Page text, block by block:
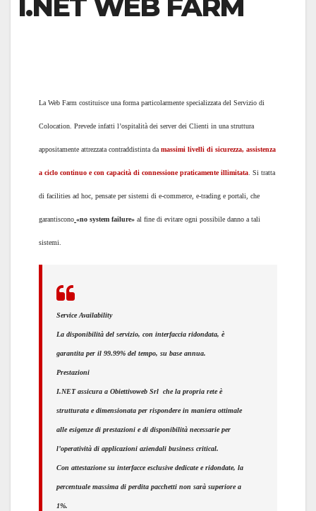
I.NET WEB FARM
La Web Farm costituisce una forma particolarmente specializzata del Servizio di
Colocation. Prevede infatti l’ospitalità dei server dei Clienti in una struttura
appositamente attrezzata contraddistinta damassimi livelli di sicurezza, assistenza
a ciclo continuo e con capacità di connessione praticamente illimitata. Si tratta
di facilities ad hoc, pensate per sistemi di e-commerce, e-trading e portali, che
garantiscono «no system failure» al fine di evitare ogni possibile danno a tali
sistemi.
Service Availability
La disponibilità del servizio, con interfaccia ridondata, è
garantita per il 99.99% del tempo, su base annua.
Prestazioni
I.NET assicura a Obiettivoweb Srl che la propria rete è
strutturata e dimensionata per rispondere in maniera ottimale
alle esigenze di prestazioni e di disponibilità necessarie per
l’operatività di applicazioni aziendali business critical.
Con attestazione su interfacce esclusive dedicate e ridondate, la
percentuale massima di perdita pacchetti non sarà superiore a
1%.